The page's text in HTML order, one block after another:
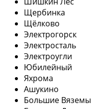
Щербинка
Щёлково
Электрогорск
Электросталь
Электроугли
Юбилейный
Яхрома
Ашукино
Большие Вяземы